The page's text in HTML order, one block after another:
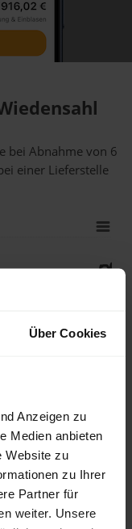
Über Cookies
Anzeigen zu
Medien anbieten
Website zu
zu Ihrer
Partner für
weiter. Unsere
bei Abnahmevon 6
einer Lieferstelle
Mai